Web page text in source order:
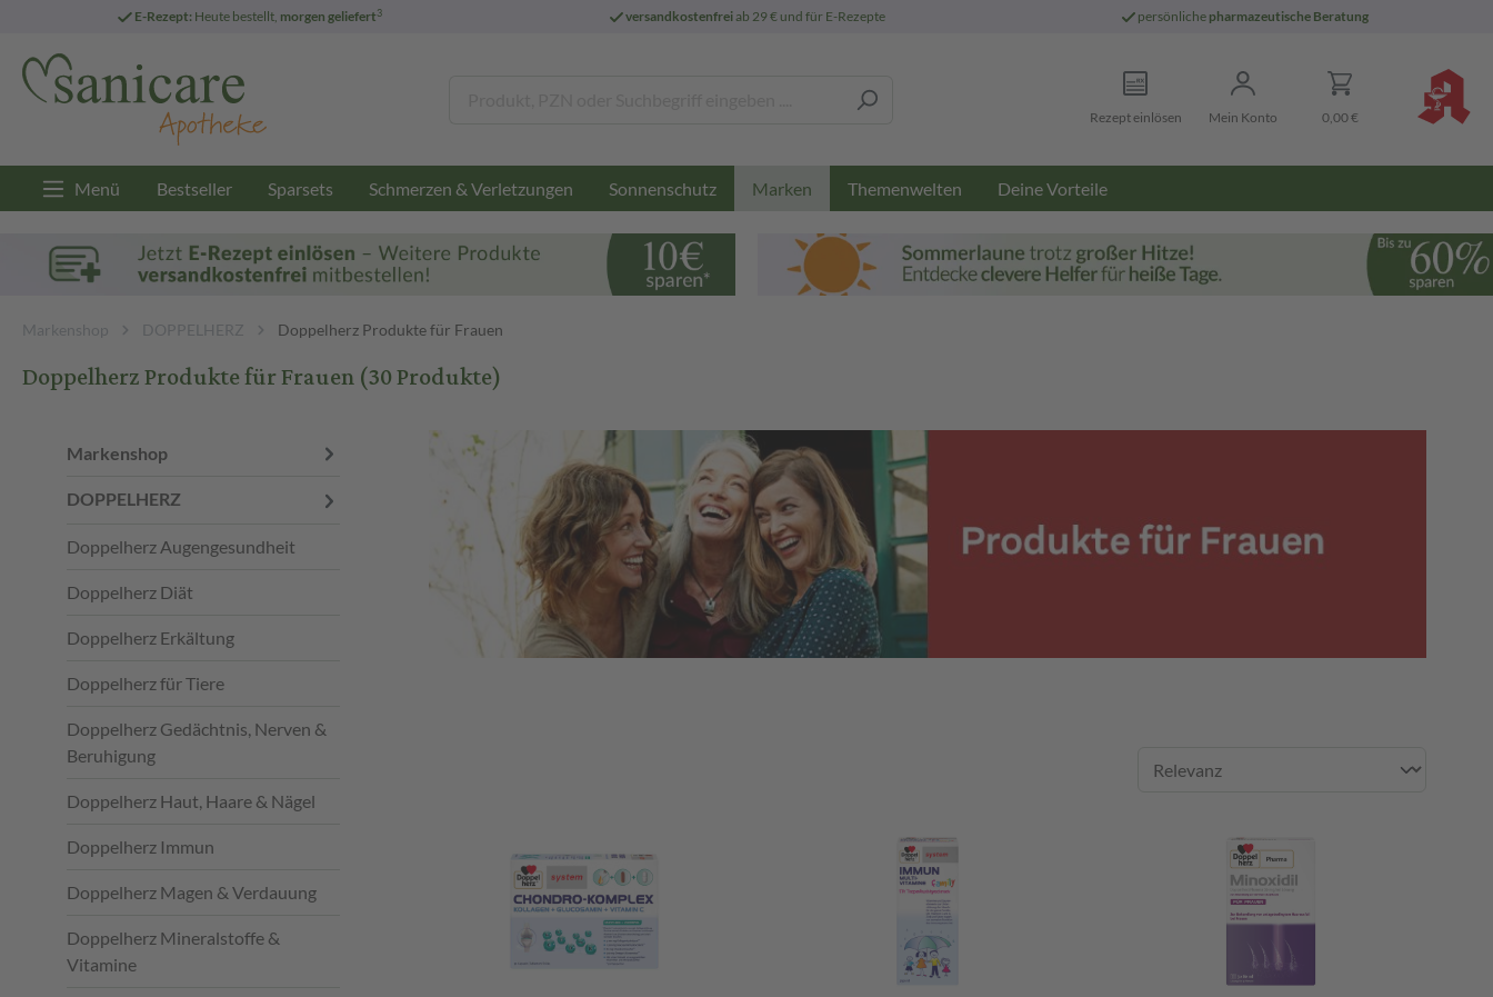
E-Rezept: Heute bestellt, morgen geliefert3 versandkostenfreiab 29 € und für E-Rezepte persönliche pharmazeutische Beratung
Rezept einlösen Mein Konto 0,00 €
Menü Bestseller Sparsets Schmerzen & Verletzungen Sonnenschutz Marken Themenwelten Deine Vorteile
Markenshop DOPPELHERZ Doppelherz Produkte für Frauen
Doppelherz Produkte für Frauen(30 Produkte)
Markenshop
DOPPELHERZ
Doppelherz Augengesundheit
Doppelherz Diät
Doppelherz Erkältung
Doppelherz für Tiere
Doppelherz Gedächtnis, Nerven &
Beruhigung
Doppelherz Haut, Haare & Nägel
Doppelherz Immun
Doppelherz Magen & Verdauung
Doppelherz Mineralstoffe &
Vitamine